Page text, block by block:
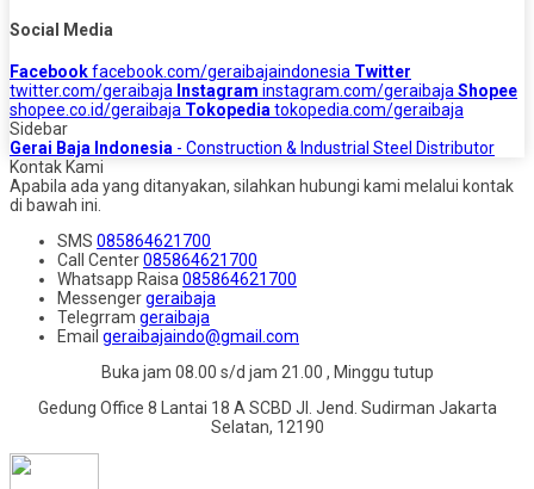
Social Media
Facebookfacebook.com/geraibajaindonesia Twitter
twitter.com/geraibaja Instagram instagram.com/geraibaja Shopee
shopee.co.id/geraibaja Tokopedia tokopedia.com/geraibaja
Sidebar
Gerai Baja Indonesia - Construction & Industrial Steel Distributor
Kontak Kami
Apabila ada yang ditanyakan, silahkan hubungi kami melalui kontak
di bawah ini.
SMS 085864621700
Call Center085864621700
Whatsapp Raisa 085864621700
Messengergeraibaja
Telegrram geraibaja
Email geraibajaindo@gmail.com
Buka jam 08.00 s/d jam 21.00 , Minggu tutup
Gedung Office 8 Lantai 18 A SCBD Jl. Jend. Sudirman Jakarta
Selatan, 12190